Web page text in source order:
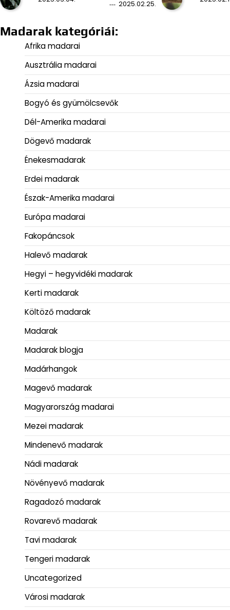
2025.02.25.
Madarak kategóriái:
Afrika madarai
Ausztrália madarai
Ázsia madarai
Bogyó és gyümölcsevők
Dél-Amerika madarai
Dögevő madarak
Énekesmadarak
Erdei madarak
Észak-Amerika madarai
Európa madarai
Fakopáncsok
Halevő madarak
Hegyi – hegyvidéki madarak
Kerti madarak
Költöző madarak
Madarak
Madarak blogja
Madárhangok
Magevő madarak
Magyarország madarai
Mezei madarak
Mindenevő madarak
Nádi madarak
Növényevő madarak
Ragadozó madarak
Rovarevő madarak
Tavi madarak
Tengeri madarak
Uncategorized
Városi madarak